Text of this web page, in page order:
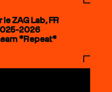
ZAG Lab, FR
2026
*Repeat*